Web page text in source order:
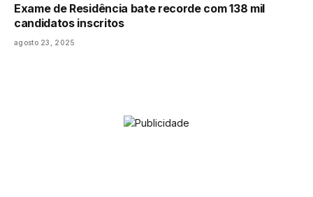
Exame de Residência bate recorde com 138 mil
candidatos inscritos
agosto 23, 2025